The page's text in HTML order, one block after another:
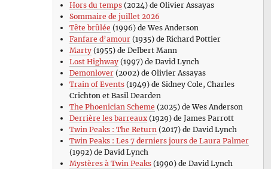
Hors du temps(2024) de Olivier Assayas
Sommaire de juillet 2026
Tête brûlée (1996) de Wes Anderson
Fanfare d’amour(1935) de Richard Pottier
Marty(1955) de Delbert Mann
Lost Highway(1997) de David Lynch
Demonlover(2002) de Olivier Assayas
Train of Events(1949) de Sidney Cole, Charles
Crichton et Basil Dearden
The Phoenician Scheme (2025) de Wes Anderson
Derrière les barreaux(1929) de James Parrott
Twin Peaks : The Return(2017) de David Lynch
Twin Peaks : Les 7 derniers jours de Laura Palmer
(1992) de David Lynch
Mystères à Twin Peaks(1990) de David Lynch